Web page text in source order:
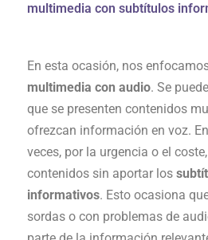
multimedia con subtítulos
En esta ocasión, nos
multimedia con audio. Se
que se presenten contenidos
ofrezcan información en voz.
veces, por la urgencia o el
contenidos sin aportar los
informativos. Esto ocasiona
sordas o con problemas de